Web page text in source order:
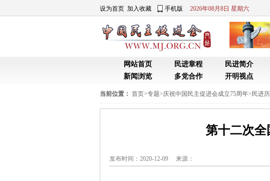
设为首页 加入收藏 手机版 2026年08月8日 星期六
网站首页 民进章程 民进简介
新闻浏览
多党合作 开明视点
当前位置： 首页>专题>庆祝中国民主促进会成立75周年> 民进
第十二次
发布时间：2020-12-09 来源：